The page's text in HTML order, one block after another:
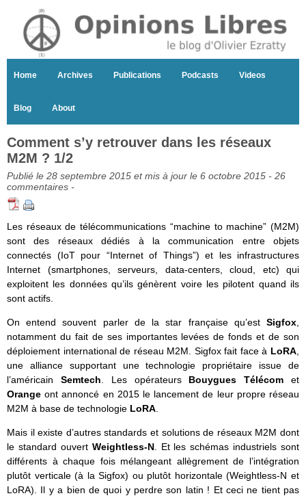
Home Archives Publications Podcasts Videos
Blog About
Comment s’y retrouver dans les réseaux
M2M ? 1/2
Publié le 28 septembre 2015 et mis à jour le 6 octobre 2015 - 26
commentaires -
Les réseaux de télécommunications “machine to machine” (M2M)
sont des réseaux dédiés à la communication entre objets
connectés (IoT pour “Internet of Things”) et les infrastructures
Internet (smartphones, serveurs, data-centers, cloud, etc) qui
exploitent les données qu’ils génèrent voire les pilotent quand ils
sont actifs.
On entend souvent parler de la star française qu’est Sigfox
notamment du fait de ses importantes levées de fonds et de son
déploiement international de réseau M2M. Sigfox fait face à LoRA
une alliance supportant une technologie propriétaire issue de
l’américain Semtech . Les opérateurs Bouygues Télécomet
Orangeont annoncé en 2015 le lancement de leur propre réseau
M2M à base de technologie LoRA
Mais il existe d’autres standards et solutions de réseaux M2M dont
le standard ouvert Weightless-N. Et les schémas industriels sont
différents à chaque fois mélangeant allègrement de l’intégration
plutôt verticale (à la Sigfox) ou plutôt horizontale (Weightless-N et
LoRA). Il y a bien de quoi y perdre son latin ! Et ceci ne tient pas